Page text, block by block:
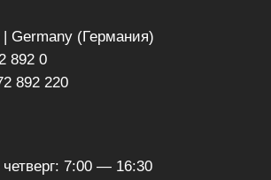
Germany (Германия)
892 0
892 220
7:00 — 16:30